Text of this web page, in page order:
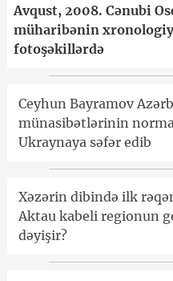
Avqust, 2008. Cənubi
müharibənin
fotoşəkillərdə
Ceyhun Bayramov
münasibətlərinin
Ukraynaya səfər edib
Xəzərin dibində ilk
Aktau kabeli regionun
dəyişir?